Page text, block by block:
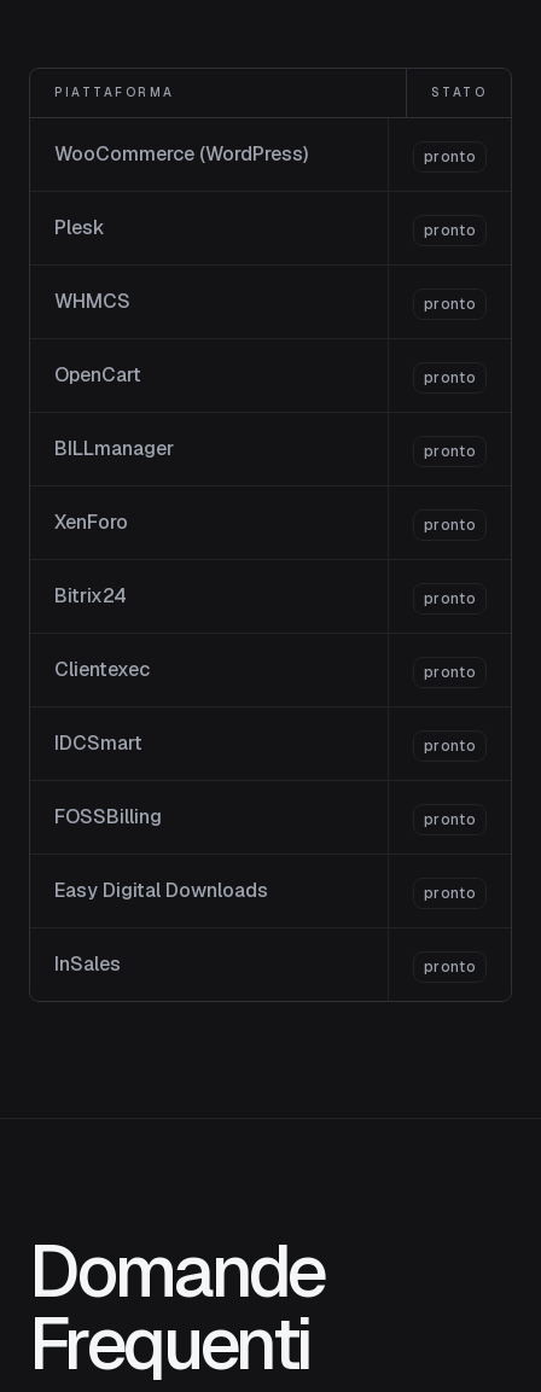
PIATTAFORMA STATO
WooCommerce (WordPress) pronto
Plesk pronto
WHMCS pronto
OpenCart pronto
BILLmanager pronto
XenForo pronto
Bitrix24 pronto
Clientexec pronto
IDCSmart pronto
FOSSBilling pronto
Easy Digital Downloads pronto
InSales pronto
Domande
Frequenti